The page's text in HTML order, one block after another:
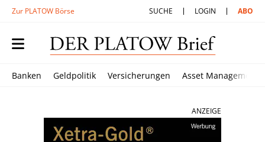
Zur PLATOW Börse SUCHE LOGIN ABO
Banken Geldpolitik Versicherungen Asset Management
ANZEIGE